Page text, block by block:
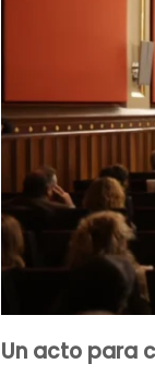
Un acto para